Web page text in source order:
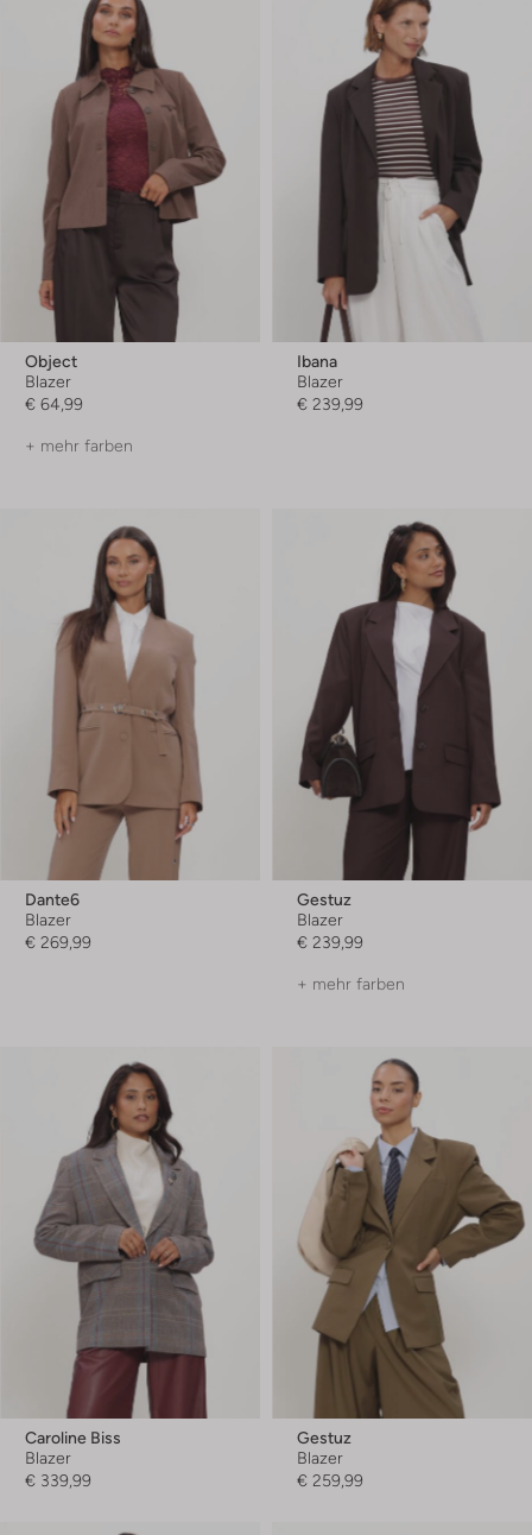
Object
Blazer
€ 64,99
+ mehr farben
Ibana
Blazer
€ 239,99
Dante6
Blazer
€ 269,99
Gestuz
Blazer
€ 239,99
+ mehr farben
Caroline Biss
Blazer
€ 339,99
Gestuz
Blazer
€ 259,99